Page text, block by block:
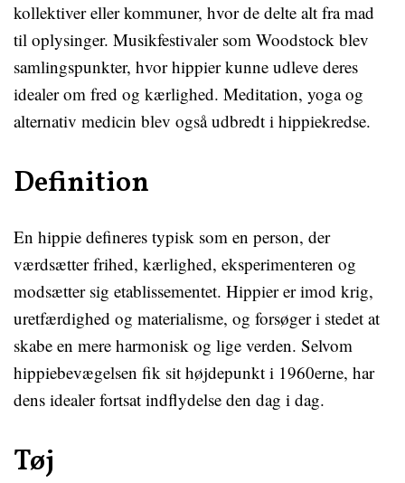
kollektiver eller kommuner, hvor de delte alt fra mad
til oplysinger. Musikfestivaler som Woodstock blev
samlingspunkter, hvor hippier kunne udleve deres
idealer om fred og kærlighed. Meditation, yoga og
alternativ medicin blev også udbredt i hippiekredse.
Definition
En hippie defineres typisk som en person, der
værdsætter frihed, kærlighed, eksperimenteren og
modsætter sig etablissementet. Hippier er imod krig,
uretfærdighed og materialisme, og forsøger i stedet at
skabe en mere harmonisk og lige verden. Selvom
hippiebevægelsen fik sit højdepunkt i 1960erne, har
dens idealer fortsat indflydelse den dag i dag.
Tøj